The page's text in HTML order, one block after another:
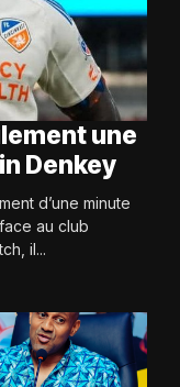
une
Denkey
d’une minute
au club
il...